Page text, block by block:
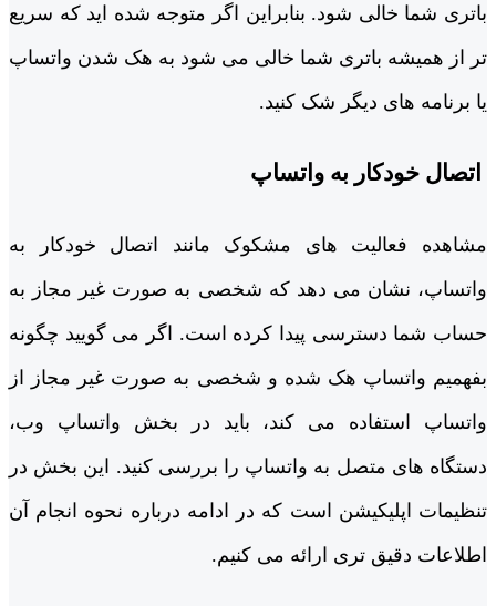
باتری شما خالی شود. بنابراین اگر متوجه شده ‌اید که سریع‌
تر از همیشه باتری شما خالی می ‌شود به هک شدن واتساپ
یا برنامه ‌های دیگر شک کنید.
اتصال خودکار به واتساپ
مشاهده فعالیت‌ های مشکوک مانند اتصال خودکار به
واتساپ، نشان می ‌دهد که شخصی به صورت غیر مجاز به
حساب شما دسترسی پیدا کرده است. اگر می‌ گویید چگونه
بفهمیم واتساپ هک شده و شخصی به صورت غیر مجاز از
واتساپ استفاده می‌ کند، باید در بخش واتساپ وب،
دستگاه‌ های متصل به واتساپ را بررسی کنید. این بخش در
تنظیمات اپلیکیشن است که در ادامه درباره نحوه انجام آن
اطلاعات دقیق‌ تری ارائه می ‌کنیم.